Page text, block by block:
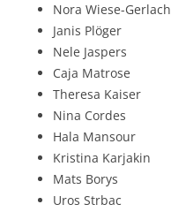
Nora Wiese-Gerlach
Janis Plöger
Nele Jaspers
Caja Matrose
Theresa Kaiser
Nina Cordes
Hala Mansour
Kristina Karjakin
Mats Borys
Uros Strbac